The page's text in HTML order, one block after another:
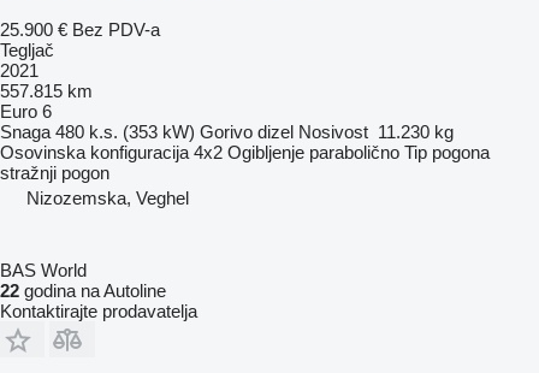
25.900 € Bez PDV-a
Tegljač
2021
557.815 km
Euro 6
Snaga 480 k.s. (353 kW) Gorivo dizel Nosivost 11.230 kg
Osovinska konfiguracija 4x2 Ogibljenje parabolično Tip pogona
stražnji pogon
Nizozemska, Veghel
BAS World
22 godina na Autoline
Kontaktirajte prodavatelja